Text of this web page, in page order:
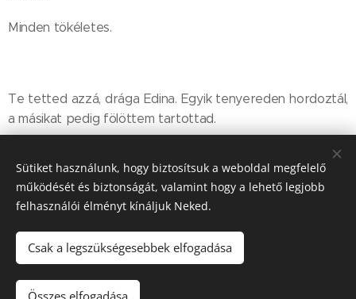
Minden tökéletes.
Te tetted azzá, drága Edina. Egyik tenyereden hordoztál,
a másikat pedig fölöttem tartottad.
Budaházi Bogi
Sütiket használunk, hogy biztosítsuk a weboldal megfelelő
működését és biztonságát, valamint hogy a lehető legjobb
felhasználói élményt kínáljuk Neked.
Csak a legszükségesebbek elfogadása
Összes elfogadása